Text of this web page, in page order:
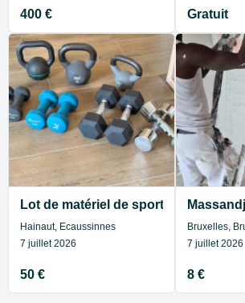
400 € Gratuit
Lot de matériel de sport
Hainaut, Ecaussinnes
7 juillet 2026
50 €
Bruxelles,
7 juillet 2026
8 €